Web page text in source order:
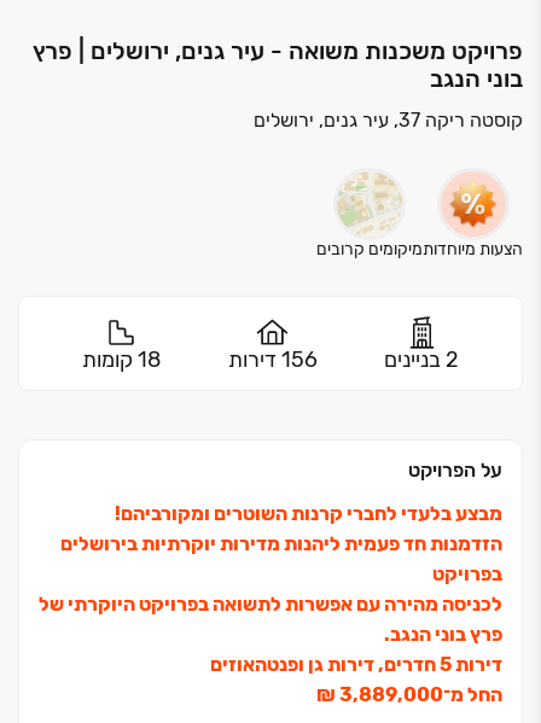
פרויקט משכנות משואה - עיר גנים, ירושלים | פרץ
בוני הנגב
קוסטה ריקה 37, עיר גנים, ירושלים
הצעות מיוחדותמיקומים קרובים
2 בניינים 156 דירות 18 קומות
על הפרויקט
מבצע בלעדי לחברי קרנות השוטרים ומקורביהם!
הזדמנות חד פעמית ליהנות מדירות יוקרתיות בירושלים
בפרויקט
לכניסה מהירה עם אפשרות לתשואה בפרויקט היוקרתי של
פרץ בוני הנגב.
דירות ‏5 חדרים, דירות גן ופנטהאוזים
החל מ־‏3,889,000 ‏₪